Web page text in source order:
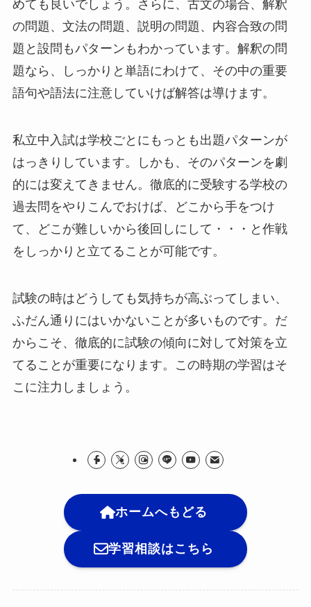
めても良いでしょう。さらに、古文の場合、解釈
の問題、文法の問題、説明の問題、内容合致の問
題と設問もパターンもわかっています。解釈の問
題なら、しっかりと単語にわけて、その中の重要
語句や語法に注意していけば解答は導けます。
私立中入試は学校ごとにもっとも出題パターンが
はっきりしています。しかも、そのパターンを劇
的には変えてきません。徹底的に受験する学校の
過去問をやりこんでおけば、どこから手をつけ
て、どこが難しいから後回しにして・・・と作戦
をしっかりと立てることが可能です。
試験の時はどうしても気持ちが高ぶってしまい、
ふだん通りにはいかないことが多いものです。だ
からこそ、徹底的に試験の傾向に対して対策を立
てることが重要になります。この時期の学習はそ
こに注力しましょう。
ホームへもどる
学習相談はこちら